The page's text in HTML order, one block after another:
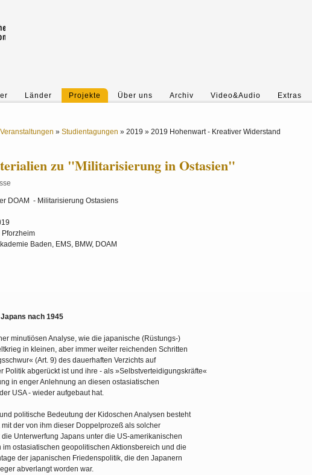
Länder Projekte Über uns Archiv Video&Audio Extras
Veranstaltungen » Studientagungen » 2019 » 2019 Hohenwart - Kreativer Widerstand
zu "Militarisierung in Ostasien"
DOAM - Militarisierung Ostasiens
Baden, EMS, BMW, DOAM
nach 1945
minutiösen Analyse, wie die japanische (Rüstungs-)
in kleinen, aber immer weiter reichenden Schritten
(Art. 9) des dauerhaften Verzichts auf
Politik abgerückt ist und ihre - als »Selbstverteidigungskräfte«
in enger Anlehnung an diesen ostasiatischen
USA - wieder aufgebaut hat.
politische Bedeutung der Kidoschen Analysen besteht
der von ihm dieser Doppelprozeß als solcher
Unterwerfung Japans unter die US-amerikanischen
im ostasiatischen geopolitischen Aktionsbereich und die
der japanischen Friedenspolitik, die den Japanern
abverlangt worden war.